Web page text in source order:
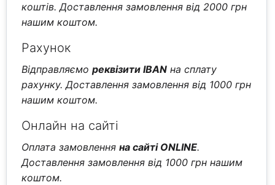
коштів. Доставлення замовлення від 2000 грн
нашим коштом.
Рахунок
Відправляємореквізити IBAN на сплату
рахунку. Доставлення замовлення від 1000 грн
нашим коштом.
Онлайн на сайті
Оплата замовленняна сайті ONLINE.
Доставлення замовлення від 1000 грн нашим
коштом.